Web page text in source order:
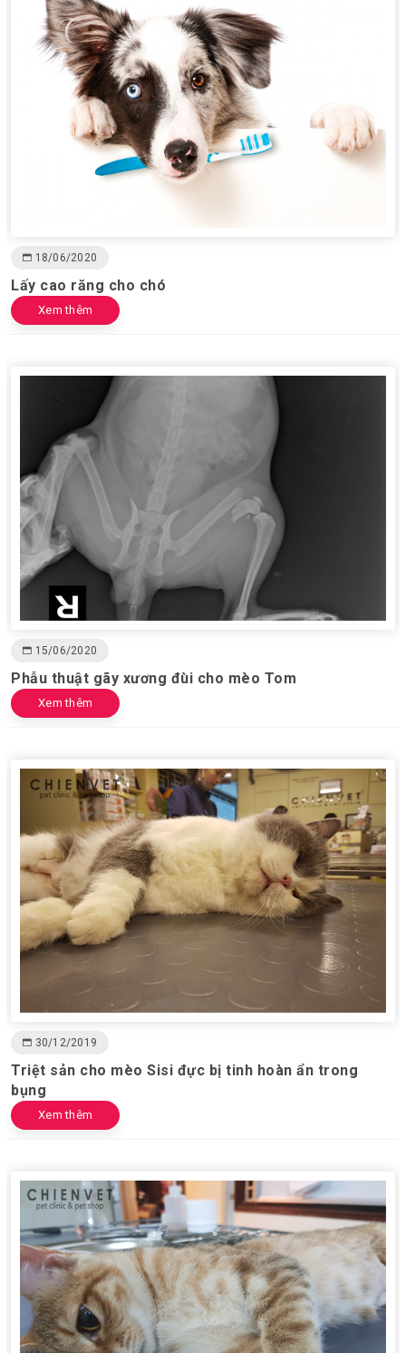
18/06/2020
Lấy cao răng cho chó
Xem thêm
15/06/2020
Phẫu thuật gãy xương đùi cho mèo Tom
Xem thêm
30/12/2019
Triệt sản cho mèo Sisi đực bị tinh hoàn ẩn trong
bụng
Xem thêm